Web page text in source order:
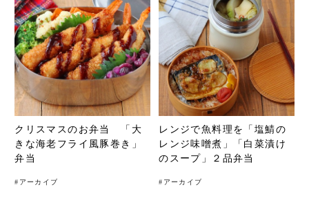
クリスマスのお弁当 「大
きな海老フライ風豚巻き」
弁当
# アーカイブ
レンジで魚料理を「塩鯖の
レンジ味噌煮」「白菜漬け
のスープ」２品弁当
# アーカイブ